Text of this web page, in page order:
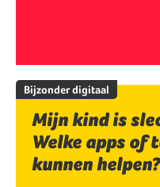
Bijzonder digitaal
Mijn kind is
Welke apps of
kunnen helpen?